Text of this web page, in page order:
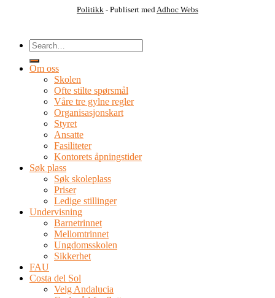
Politikk - Publisert medAdhoc Webs
Om oss
Skolen
Ofte stilte spørsmål
Våre tre gylne regler
Organisasjonskart
Styret
Ansatte
Fasiliteter
Kontorets åpningstider
Søk plass
Søk skoleplass
Priser
Ledige stillinger
Undervisning
Barnetrinnet
Mellomtrinnet
Ungdomsskolen
Sikkerhet
FAU
Costa del Sol
Velg Andalucia